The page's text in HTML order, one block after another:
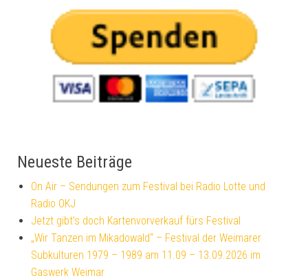
Neueste Beiträge
On Air – Sendungen zum Festival bei Radio Lotte und
Radio OKJ
Jetzt gibt’s doch Kartenvorverkauf fürs Festival
„Wir Tanzen im Mikadowald“ – Festival der Weimarer
Subkulturen 1979 – 1989 am 11.09 – 13.09.2026 im
Gaswerk Weimar